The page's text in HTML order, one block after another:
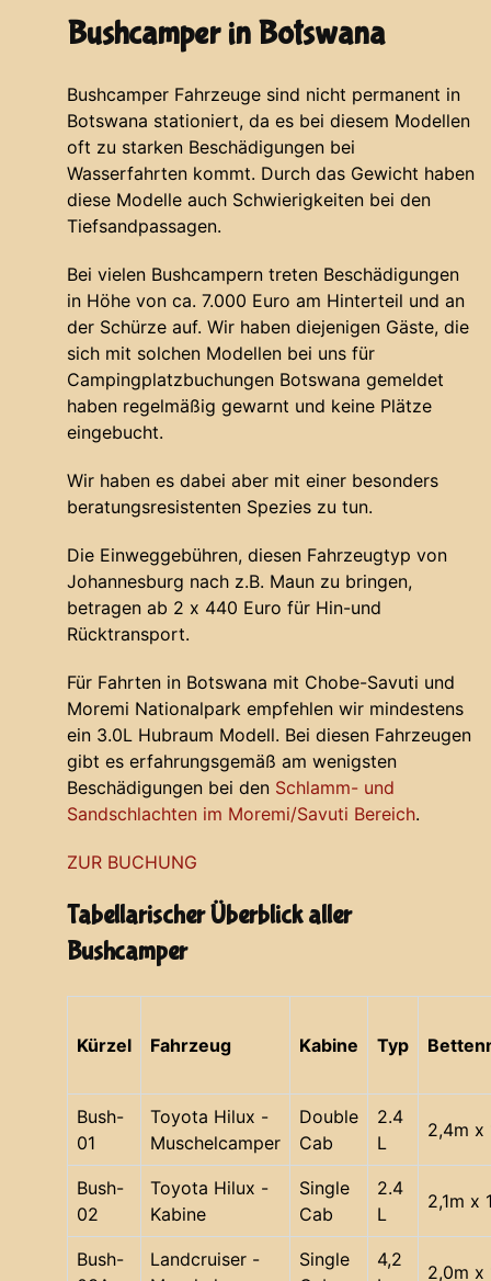
Bushcamper in Botswana
Bushcamper Fahrzeuge sind nicht permanent in
Botswana stationiert, da es bei diesem Modellen
oft zu starken Beschädigungen bei
Wasserfahrten kommt. Durch das Gewicht haben
diese Modelle auch Schwierigkeiten bei den
Tiefsandpassagen.
Bei vielen Bushcampern treten Beschädigungen
in Höhe von ca. 7.000 Euro am Hinterteil und an
der Schürze auf. Wir haben diejenigen Gäste, die
sich mit solchen Modellen bei uns für
Campingplatzbuchungen Botswana gemeldet
haben regelmäßig gewarnt und keine Plätze
eingebucht.
Wir haben es dabei aber mit einer besonders
beratungsresistenten Spezies zu tun.
Die Einweggebühren, diesen Fahrzeugtyp von
Johannesburg nach z.B. Maun zu bringen,
betragen ab 2 x 440 Euro für Hin-und
Rücktransport.
Für Fahrten in Botswana mit Chobe-Savuti und
Moremi Nationalpark empfehlen wir mindestens
ein 3.0L Hubraum Modell. Bei diesen Fahrzeugen
gibt es erfahrungsgemäß am wenigsten
Beschädigungen bei den Schlamm- und
Sandschlachten im Moremi/Savuti Bereich.
ZUR BUCHUNG
Tabellarischer Überblick aller
Bushcamper
Kürzel Fahrzeug Kabine Typ
Bush-
01
Toyota Hilux -
Muschelcamper
Double
Cab
2.4
L
2,4m x
Bush-
02
Toyota Hilux -
Kabine
Single
Cab
2.4
L
2,1m x
Bush-
Landcruiser -
Single
4,2
2,0m x